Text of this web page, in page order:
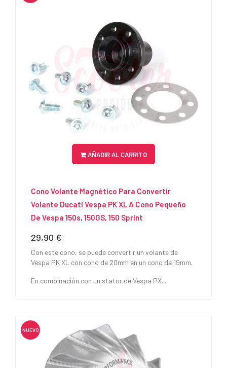
AÑADIR AL CARRITO
Cono Volante Magnético Para Convertir
Volante Ducati Vespa PK XL A Cono Pequeño
De Vespa 150s, 150GS, 150 Sprint
Precio
29,90 €
Con este cono, se puede convertir un volante de
Vespa PK XL con cono de 20mm en un cono de 19mm.
En combinación con un stator de Vespa PX...
NUEVO